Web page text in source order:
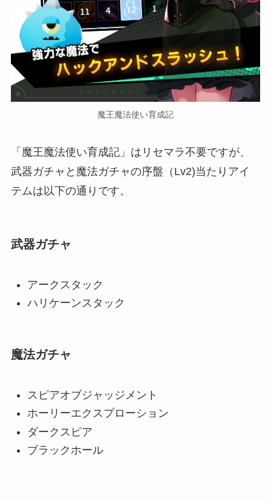
魔王魔法使い育成記
「魔王魔法使い育成記」はリセマラ不要ですが、
武器ガチャと魔法ガチャの序盤（Lv2)当たりアイ
テムは以下の通りです。
武器ガチャ
アークスタック
ハリケーンスタック
魔法ガチャ
スピアオブジャッジメント
ホーリーエクスプローション
ダークスピア
ブラックホール